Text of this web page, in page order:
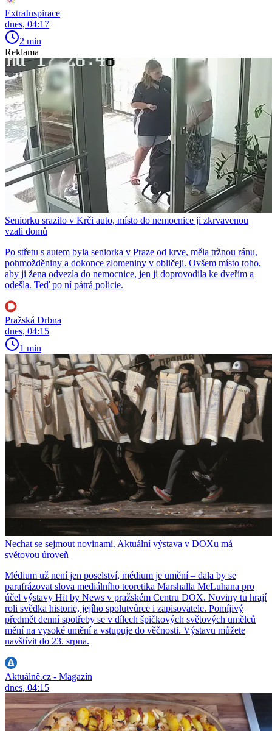
ExtraInspirace
dnes, 04:17
2 min
Reklama
Seniorku srazilo v Krči auto, místo do nemocnice ji zkrvavenou
vzali domů
Po střetu s autem byla seniorka v Praze od krve, měla tržnou ránu,
pohmožděniny a dokonce zlomeniny v obličeji. Ovšem místo toho,
aby ji žena odvezla do nemocnice, jen ji doprovodila ke dveřím a
odešla. Teď po ní pátrá policie.
Pražská Drbna
dnes, 04:15
1 min
Nechat se sejmout novinami. Aktuální výstava v DOXu má
světovou úroveň
Médium už není jen poselství, médium je umění – dala by se
parafrázovat slova mediálního teoretika Marshalla McLuhana pro
účel výstavy Hit by News v pražském Centru DOX. Noviny tu hrají
roli svědka historie, jejího spolutvůrce i zapisovatele. Pomíjivý
předmět denní spotřeby se v dílech špičkových světových umělců
mění na vysoké umění a vstupuje do věčnosti. Výstavu můžete
navštívit do 23. srpna.
Aktuálně.cz - Magazín
dnes, 04:15